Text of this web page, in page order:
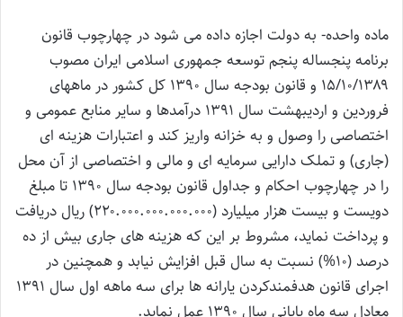
ماده واحده- به دولت اجازه داده می شود در چهارچوب قانون
برنامه پنجساله پنجم توسعه جمهوری اسلامی ایران مصوب
۱۵/۱۰/۱۳۸۹ و قانون بودجه سال ۱۳۹۰ کل کشور در ماههای
فروردین و اردیبهشت سال ۱۳۹۱ درآمدها و سایر منابع عمومی و
اختصاصی را وصول و به خزانه واریز کند و اعتبارات هزینه ای
(جاری) و تملک دارایی سرمایه ای و مالی و اختصاصی از آن محل
را در چهارچوب احکام و جداول قانون بودجه سال ۱۳۹۰ تا مبلغ
دویست و بیست هزار میلیارد (۲۲۰.۰۰۰.۰۰۰.۰۰۰.۰۰۰) ریال دریافت
و پرداخت نماید، مشروط بر این که هزینه های جاری بیش از ده
درصد (۱۰%) نسبت به سال قبل افزایش نیابد و همچنین در
اجرای قانون هدفمندکردن یارانه ها برای سه ماهه اول سال ۱۳۹۱
معادل سه ماه پایانی سال ۱۳۹۰ عمل نماید.